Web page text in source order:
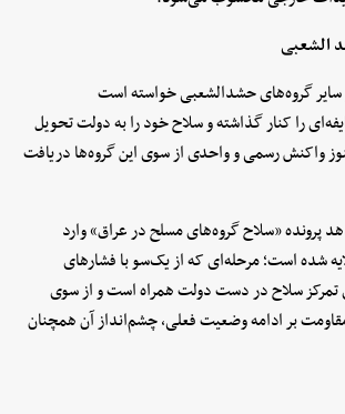
الشعبی
گروه‌های حشدالشعبی خواسته است
را کنار گذاشته و سلاح خود را به دولت تحویل
واکنش رسمی و واحدی از سوی این گروه‌ها دریافت
پرونده «سلاح گروه‌های مسلح در عراق» وارد
شده است؛ مرحله‌ای که از یک‌سو با فشارهای
تمرکز سلاح در دست دولت همراه است و از سوی
بر ادامه وضعیت فعلی، چشم‌انداز آن همچنان